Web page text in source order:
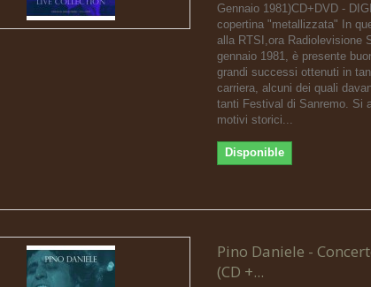
Gennaio 1981)CD+DVD -
copertina "metallizzata" In
alla RTSI,ora Radiolevisione
gennaio 1981, è presente
grandi successi ottenuti in
carriera, alcuni dei quali
tanti Festival di Sanremo. Si
motivi storici...
Disponible
Pino Daniele -
(CD +...